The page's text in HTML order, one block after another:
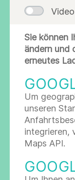
mit dem
oder bei der
Da das Labor
mit speziellen
wir unseren
bei der
Unser
Hamburg.
ggf. durch
Sie können
ändern und
erneutes
Um
unseren
integrieren,
Maps API.